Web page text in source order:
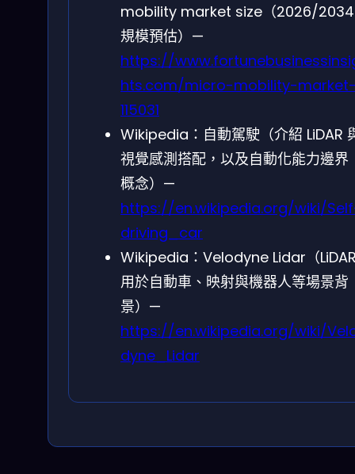
mobility market size（2026/2034
規模預估）—
https://
hts.com/micro-mobility-
115031
Wikipedia：自動駕駛（介紹 LiDAR
視覺感測搭配，以及自動化能力邊界
概念）—
https://en.wikipedia.org/wiki/
driving_car
Wikipedia：Velodyne Lidar（
用於自動車、映射與機器人等場景背
景）—
https://en.wikipedia.org/wiki/
dyne_Lidar